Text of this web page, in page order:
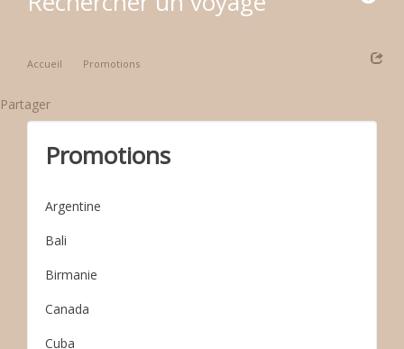
Accueil Promotions
Partager
Promotions
Argentine
Bali
Birmanie
Canada
Cuba